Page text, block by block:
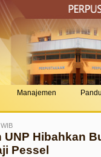
Manajemen
UNP Hibahkan
Pessel